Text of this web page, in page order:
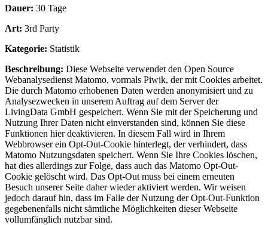
Dauer: 30 Tage
Art: 3rd Party
Kategorie: Statistik
Beschreibung: Diese Webseite verwendet den Open Source
Webanalysedienst Matomo, vormals Piwik, der mit Cookies arbeitet.
Die durch Matomo erhobenen Daten werden anonymisiert und zu
Analysezwecken in unserem Auftrag auf dem Server der
LivingData GmbH gespeichert. Wenn Sie mit der Speicherung und
Nutzung Ihrer Daten nicht einverstanden sind, können Sie diese
Funktionen hier deaktivieren. In diesem Fall wird in Ihrem
Webbrowser ein Opt-Out-Cookie hinterlegt, der verhindert, dass
Matomo Nutzungsdaten speichert. Wenn Sie Ihre Cookies löschen,
hat dies allerdings zur Folge, dass auch das Matomo Opt-Out-
Cookie gelöscht wird. Das Opt-Out muss bei einem erneuten
Besuch unserer Seite daher wieder aktiviert werden. Wir weisen
jedoch darauf hin, dass im Falle der Nutzung der Opt-Out-Funktion
gegebenenfalls nicht sämtliche Möglichkeiten dieser Webseite
vollumfänglich nutzbar sind.